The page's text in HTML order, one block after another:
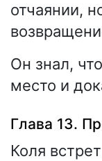
отчаянии,
Он знал,
место и
Глава 13.
Коля